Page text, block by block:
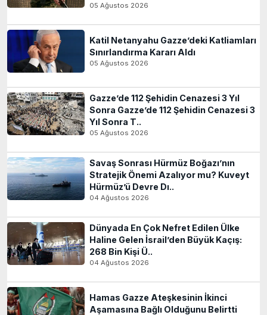
05 Ağustos 2026
Katil Netanyahu Gazze’deki Katliamları
Sınırlandırma Kararı Aldı
05 Ağustos 2026
Gazze’de 112 Şehidin Cenazesi 3 Yıl
Sonra Gazze’de 112 Şehidin Cenazesi 3
Yıl Sonra T..
05 Ağustos 2026
Savaş Sonrası Hürmüz Boğazı’nın
Stratejik Önemi Azalıyor mu? Kuveyt
Hürmüz’ü Devre Dı..
04 Ağustos 2026
Dünyada En Çok Nefret Edilen Ülke
Haline Gelen İsrail’den Büyük Kaçış:
268 Bin Kişi Ü..
04 Ağustos 2026
Hamas Gazze Ateşkesinin İkinci
Aşamasına Bağlı Olduğunu Belirtti